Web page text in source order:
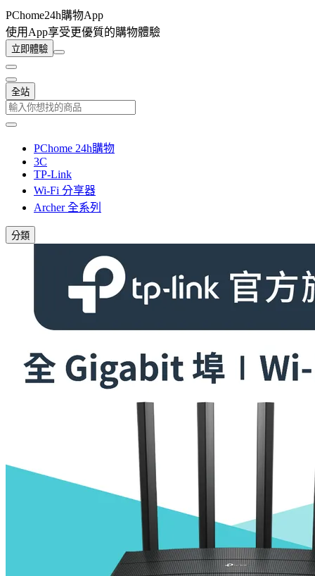
PChome24h購物App
使用App享受更優質的購物體驗
立即體驗
全站
PChome 24h購物
3C
TP-Link
Wi-Fi 分享器
Archer 全系列
分類